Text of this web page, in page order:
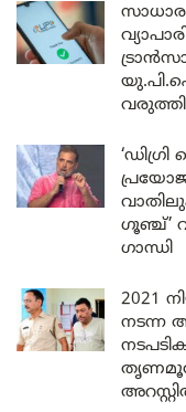
വരുത്തി
ഗൂഞ്ച്’
ഗാന്ധി
2021
നടന്ന